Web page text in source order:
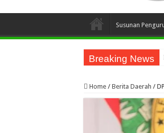
Susunan
Breaking News
Home / Berita Daerah /